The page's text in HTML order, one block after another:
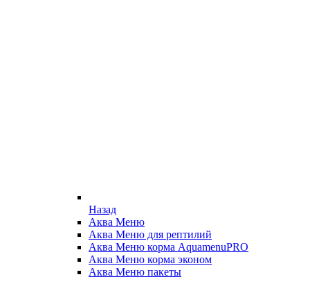
Назад
Аква Меню
Аква Меню для рептилий
Аква Меню корма AquamenuPRO
Аква Меню корма эконом
Аква Меню пакеты